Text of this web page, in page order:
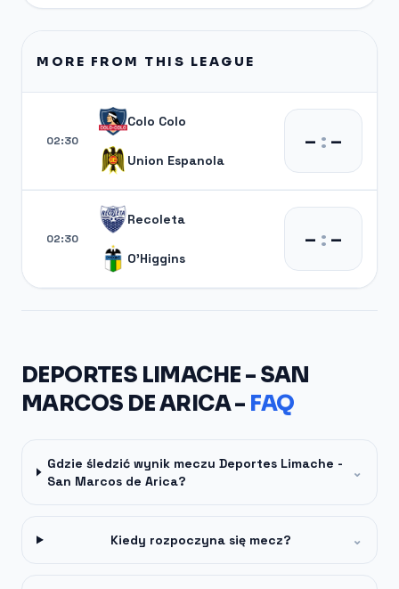
MORE FROM THIS LEAGUE
02:30
Colo Colo
Union Espanola
– :–
02:30
Recoleta
O'Higgins
– :–
DEPORTES LIMACHE - SAN
MARCOS DE ARICA - FAQ
Gdzie śledzić wynik meczu Deportes Limache -
San Marcos de Arica?
⌄
Kiedy rozpoczyna się mecz? ⌄